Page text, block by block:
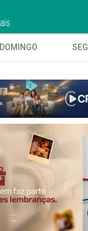
DOMINGO